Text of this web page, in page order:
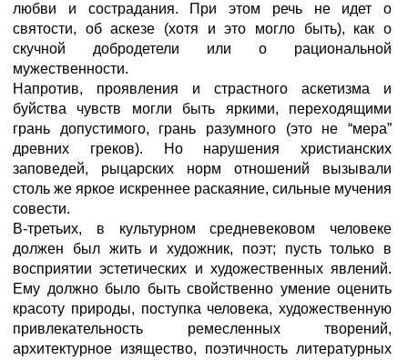
любви и сострадания. При этом речь не идет о
святости, об аскезе (хотя и это могло быть), как о
скучной добродетели или о рациональной
мужественности.
Напротив, проявления и страстного аскетизма и
буйства чувств могли быть яркими, переходящими
грань допустимого, грань разумного (это не “мера”
древних греков). Но нарушения христианских
заповедей, рыцарских норм отношений вызывали
столь же яркое искреннее раскаяние, сильные мучения
совести.
В-третьих, в культурном средневековом человеке
должен был жить и художник, поэт; пусть только в
восприятии эстетических и художественных явлений.
Ему должно было быть свойственно умение оценить
красоту природы, поступка человека, художественную
привлекательность ремесленных творений,
архитектурное изящество, поэтичность литературных